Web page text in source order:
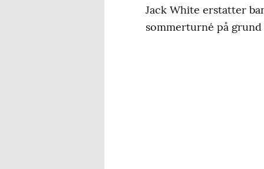
Jack White erstatter
sommerturné på grund